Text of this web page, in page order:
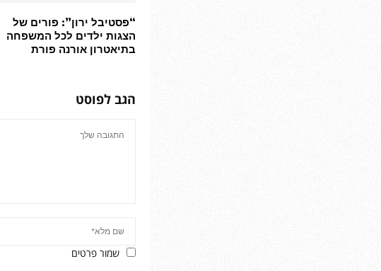
“פסטיבל ירון”: פורים של
הצגות ילדים לכל המשפחה
בתיאטרון אורנה פורת
הגב לפוסט
שמור פרטים